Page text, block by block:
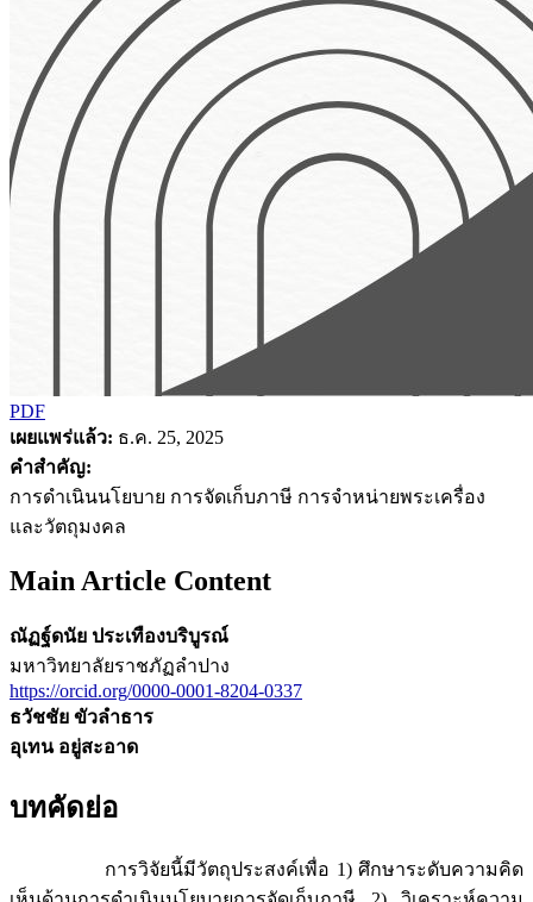
PDF
เผยแพร่แล้ว: ธ.ค. 25, 2025
คำสำคัญ:
การดำเนินนโยบาย การจัดเก็บภาษี การจำหน่ายพระเครื่อง
และวัตถุมงคล
Main Article Content
ณัฏฐ์ดนัย ประเทืองบริบูรณ์
มหาวิทยาลัยราชภัฏลำปาง
https://orcid.org/0000-0001-8204-0337
ธวัชชัย ขัวลำธาร
อุเทน อยู่สะอาด
บทคัดย่อ
การวิจัยนี้มีวัตถุประสงค์เพื่อ 1) ศึกษาระดับความคิด